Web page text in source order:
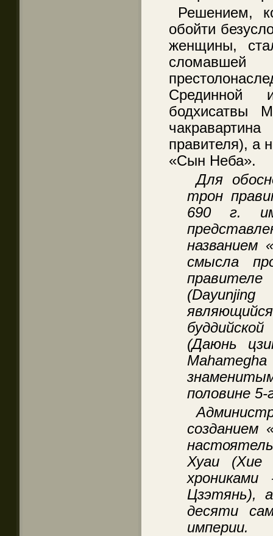
Решением,
обойти
женщины,
сломавшей
Срединной
бодхисатвы
правителя), а
«Сын Неба».
Для
трон
690 г.
названием
смысла
(Даюнь
половине 5-
созданием
Хуаи (Xue
Цзэтянь),
десяти
империи.